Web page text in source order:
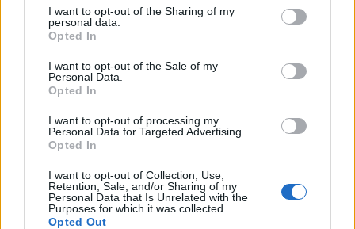
I want to opt-out of the Sharing of my
personal data.
Opted In
I want to opt-out of the Sale of my
Personal Data.
Opted In
I want to opt-out of processing my
Personal Data for Targeted Advertising.
Opted In
I want to opt-out of Collection, Use,
Retention, Sale, and/or Sharing of my
Personal Data that Is Unrelated with the
Purposes for which it was collected.
Opted Out